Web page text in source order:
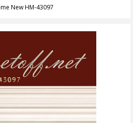
New HM-43097